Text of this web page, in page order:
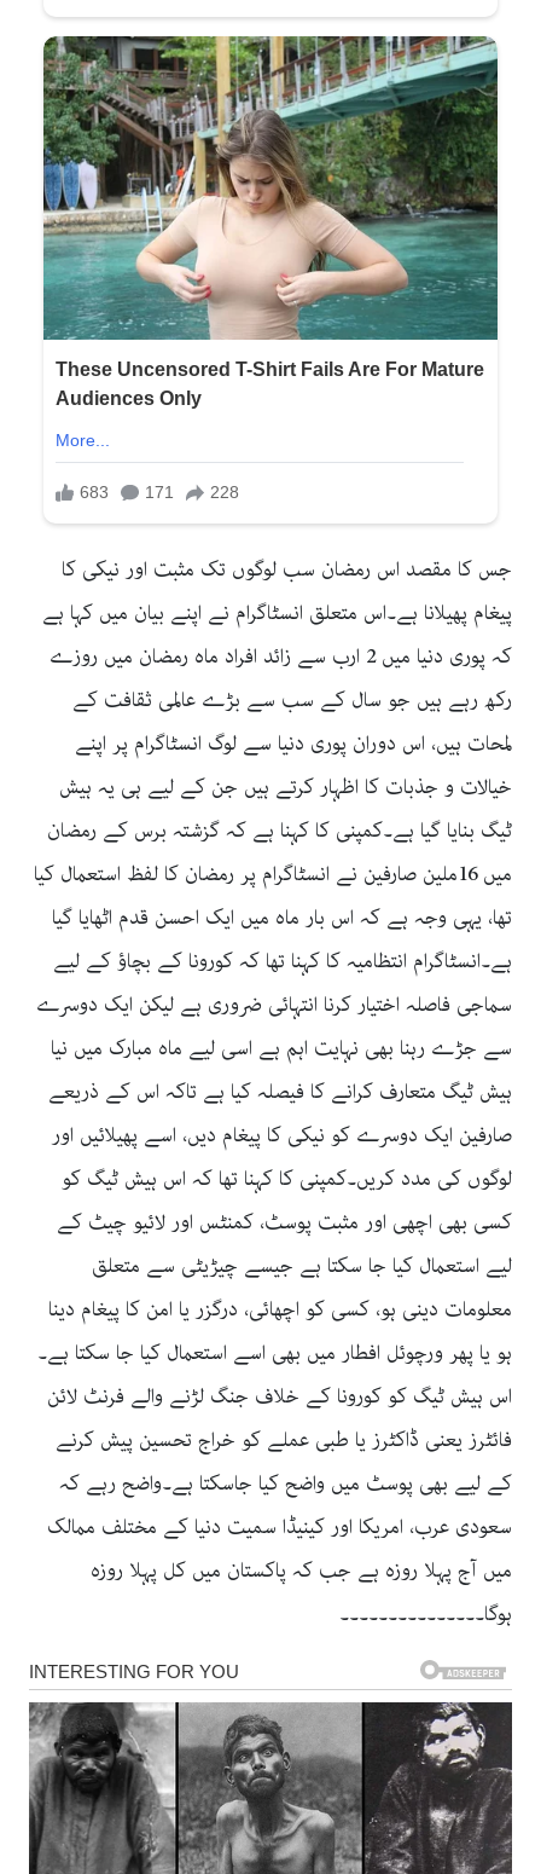
جس کا مقصد اس رمضان سب لوگوں تک مثبت اور نیکی کا
پیغام پھیلانا ہے۔اس متعلق انسٹاگرام نے اپنے بیان میں کہا ہے
کہ پوری دنیا میں 2 ارب سے زائد افراد ماہ رمضان میں روزے
رکھ رہے ہیں جو سال کے سب سے بڑے عالمی ثقافت کے
لمحات ہیں، اس دوران پوری دنیا سے لوگ انسٹاگرام پر اپنے
خیالات و جذبات کا اظہار کرتے ہیں جن کے لیے ہی یہ ہیش
ٹیگ بنایا گیا ہے۔کمپنی کا کہنا ہے کہ گزشتہ برس کے رمضان
میں 16ملین صارفین نے انسٹاگرام پر رمضان کا لفظ استعمال کیا
تھا، یہی وجہ ہے کہ اس بار ماہ میں ایک احسن قدم اٹھایا گیا
ہے۔انسٹاگرام انتظامیہ کا کہنا تھا کہ کورونا کے بچاؤ کے لیے
سماجی فاصلہ اختیار کرنا انتہائی ضروری ہے لیکن ایک دوسرے
سے جڑے رہنا بھی نہایت اہم ہے اسی لیے ماہ مبارک میں نیا
ہیش ٹیگ متعارف کرانے کا فیصلہ کیا ہے تاکہ اس کے ذریعے
صارفین ایک دوسرے کو نیکی کا پیغام دیں، اسے پھیلائیں اور
لوگوں کی مدد کریں۔کمپنی کا کہنا تھا کہ اس ہیش ٹیگ کو
کسی بھی اچھی اور مثبت پوسٹ، کمنٹس اور لائیو چیٹ کے
لیے استعمال کیا جا سکتا ہے جیسے چیڑیٹی سے متعلق
معلومات دینی ہو، کسی کو اچھائی، درگزر یا امن کا پیغام دینا
ہو یا پھر ورچوئل افطار میں بھی اسے استعمال کیا جا سکتا ہے۔
اس ہیش ٹیگ کو کورونا کے خلاف جنگ لڑنے والے فرنٹ لائن
فائٹرز یعنی ڈاکٹرز یا طبی عملے کو خراج تحسین پیش کرنے
کے لیے بھی پوسٹ میں واضح کیا جاسکتا ہے۔واضح رہے کہ
سعودی عرب، امریکا اور کینیڈا سمیت دنیا کے مختلف ممالک
میں آج پہلا روزہ ہے جب کہ پاکستان میں کل پہلا روزہ
ہوگا۔۔۔۔۔۔۔۔۔۔۔۔۔۔۔